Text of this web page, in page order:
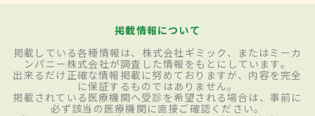
掲載情報について
掲載している各種情報は、株式会社ギミック、またはミーカ
ンパニー株式会社が調査した情報をもとにしています。
出来るだけ正確な情報掲載に努めておりますが、内容を完全
に保証するものではありません。
掲載されている医療機関へ受診を希望される場合は、事前に
必ず該当の医療機関に直接ご確認ください。